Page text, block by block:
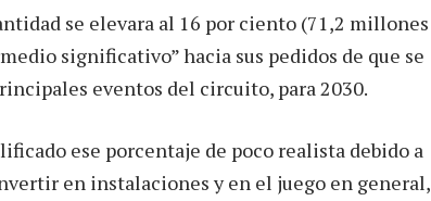
se elevara al 16 por ciento (71,2 millones
significativo” hacia sus pedidos de que se
eventos del circuito, para 2030.
ese porcentaje de poco realista debido a
en instalaciones y en el juego en general,